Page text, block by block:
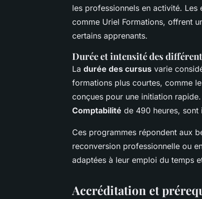
les professionnels en activité. Les
comme Uriel Formations, offrent
certains apprenants.
Durée et intensité des
La durée des cursus varie
formations plus courtes, comme
conçues pour une initiation
Comptabilité de 490 heures, sont
Ces programmes répondent aux
reconversion professionnelle ou
adaptées à leur emploi du temps
Accréditation et